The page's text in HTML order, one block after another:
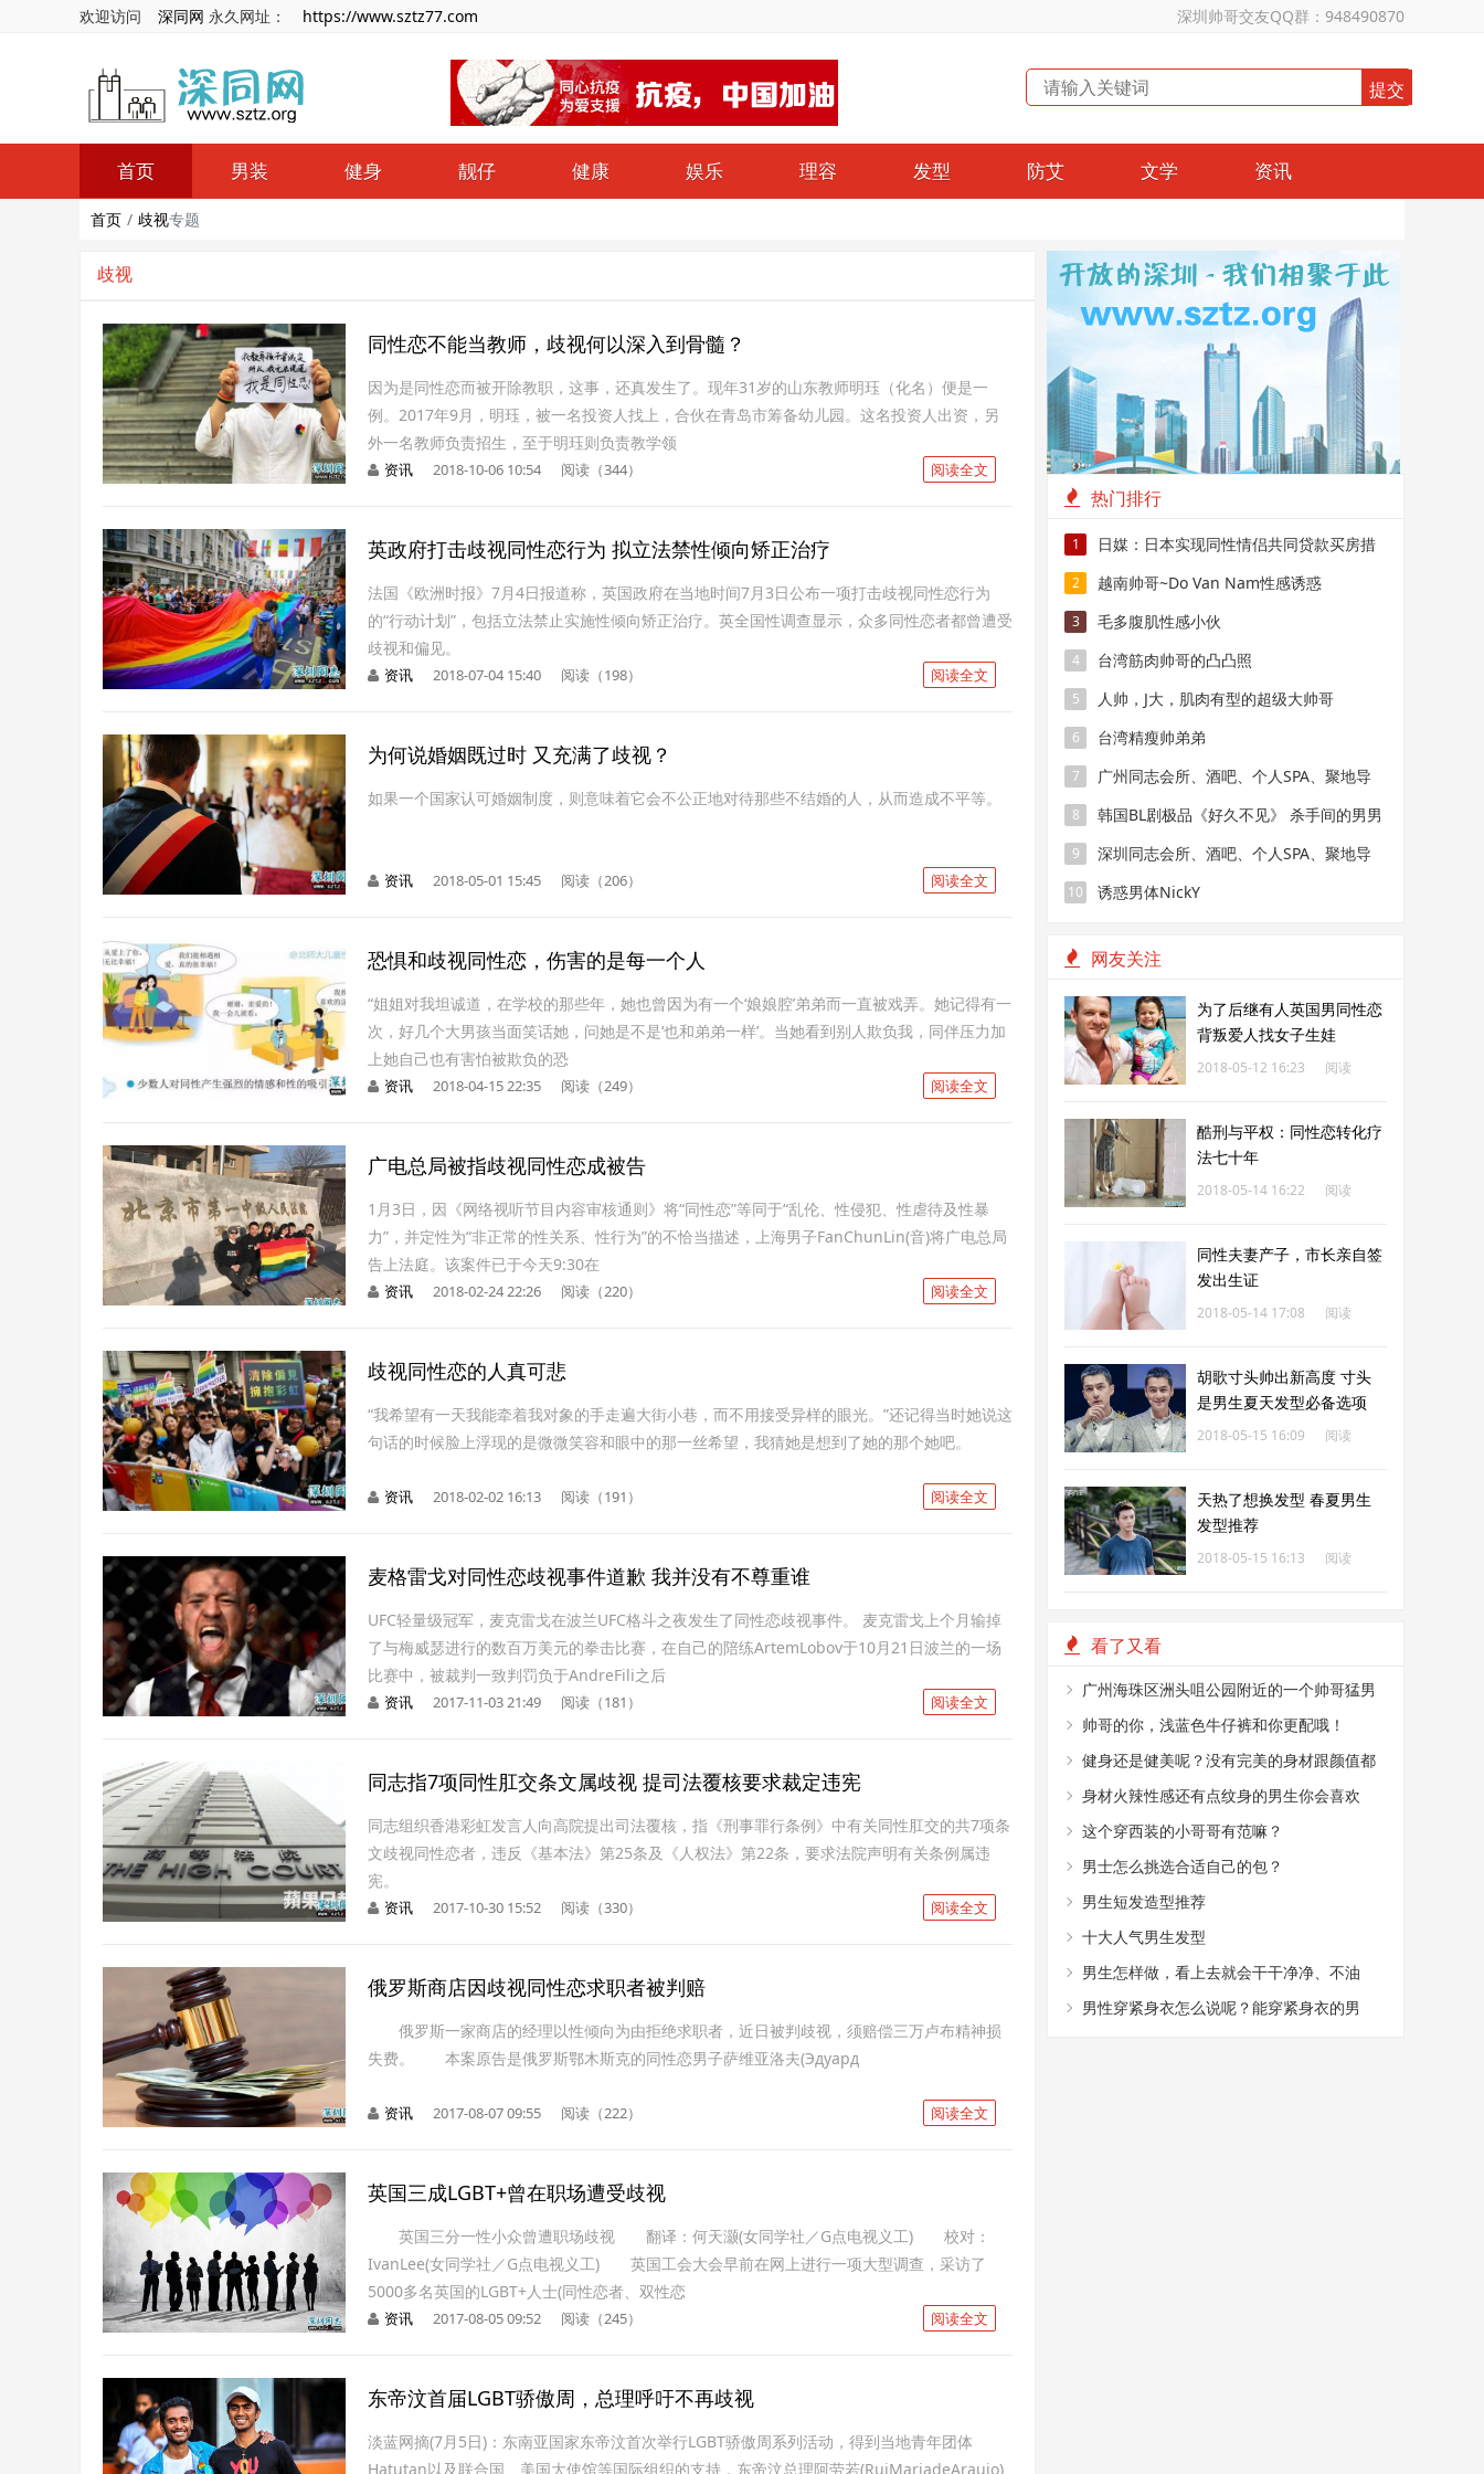
欢迎访问 深同网 永久网址： https://www.sztz77.com 深圳帅哥交友QQ群：948490870
首页 男装 健身 靓仔 健康 娱乐 理容 发型 防艾 文学 资讯
首页 歧视专题
歧视
同性恋不能当教师，歧视何以深入到骨髓？
因为是同性恋而被开除教职，这事，还真发生了。现年31岁的山东教师明珏（化名）便是一
例。2017年9月，明珏，被一名投资人找上，合伙在青岛市筹备幼儿园。这名投资人出资，另
外一名教师负责招生，至于明珏则负责教学领
阅读全文
资讯 2018-10-06 10:54 阅读（344）
英政府打击歧视同性恋行为 拟立法禁性倾向矫正治疗
法国《欧洲时报》7月4日报道称，英国政府在当地时间7月3日公布一项打击歧视同性恋行为
的“行动计划”，包括立法禁止实施性倾向矫正治疗。英全国性调查显示，众多同性恋者都曾遭受
歧视和偏见。
阅读全文
资讯 2018-07-04 15:40 阅读（198）
为何说婚姻既过时 又充满了歧视？
如果一个国家认可婚姻制度，则意味着它会不公正地对待那些不结婚的人，从而造成不平等。
阅读全文
资讯 2018-05-01 15:45 阅读（206）
恐惧和歧视同性恋，伤害的是每一个人
“姐姐对我坦诚道，在学校的那些年，她也曾因为有一个‘娘娘腔’弟弟而一直被戏弄。她记得有一
次，好几个大男孩当面笑话她，问她是不是‘也和弟弟一样’。当她看到别人欺负我，同伴压力加
上她自己也有害怕被欺负的恐
阅读全文
资讯 2018-04-15 22:35 阅读（249）
广电总局被指歧视同性恋成被告
1月3日，因《网络视听节目内容审核通则》将“同性恋”等同于“乱伦、性侵犯、性虐待及性暴
力”，并定性为“非正常的性关系、性行为”的不恰当描述，上海男子FanChunLin(音)将广电总局
告上法庭。该案件已于今天9:30在
阅读全文
资讯 2018-02-24 22:26 阅读（220）
歧视同性恋的人真可悲
“我希望有一天我能牵着我对象的手走遍大街小巷，而不用接受异样的眼光。”还记得当时她说这
句话的时候脸上浮现的是微微笑容和眼中的那一丝希望，我猜她是想到了她的那个她吧。
阅读全文
资讯 2018-02-02 16:13 阅读（191）
麦格雷戈对同性恋歧视事件道歉 我并没有不尊重谁
UFC轻量级冠军，麦克雷戈在波兰UFC格斗之夜发生了同性恋歧视事件。 麦克雷戈上个月输掉
了与梅威瑟进行的数百万美元的拳击比赛，在自己的陪练ArtemLobov于10月21日波兰的一场
比赛中，被裁判一致判罚负于AndreFili之后
阅读全文
资讯 2017-11-03 21:49 阅读（181）
同志指7项同性肛交条文属歧视 提司法覆核要求裁定违宪
同志组织香港彩虹发言人向高院提出司法覆核，指《刑事罪行条例》中有关同性肛交的共7项条
文歧视同性恋者，违反《基本法》第25条及《人权法》第22条，要求法院声明有关条例属违
宪。
阅读全文
资讯 2017-10-30 15:52 阅读（330）
俄罗斯商店因歧视同性恋求职者被判赔
俄罗斯一家商店的经理以性倾向为由拒绝求职者，近日被判歧视，须赔偿三万卢布精神损
失费。 本案原告是俄罗斯鄂木斯克的同性恋男子萨维亚洛夫(Эдуард
阅读全文
资讯 2017-08-07 09:55 阅读（222）
英国三成LGBT+曾在职场遭受歧视
英国三分一性小众曾遭职场歧视 翻译：何天灏(女同学社／G点电视义工) 校对：
IvanLee(女同学社／G点电视义工) 英国工会大会早前在网上进行一项大型调查，采访了
5000多名英国的LGBT+人士(同性恋者、双性恋
阅读全文
资讯 2017-08-05 09:52 阅读（245）
东帝汶首届LGBT骄傲周，总理呼吁不再歧视
淡蓝网摘(7月5日)：东南亚国家东帝汶首次举行LGBT骄傲周系列活动，得到当地青年团体
Hatutan以及联合国、美国大使馆等国际组织的支持，东帝汶总理阿劳若(RuiMariadeAraujo)
热门排行
1
日媒：日本实现同性情侣共同贷款买房措
施
2 越南帅哥~Do Van Nam性感诱惑
3 毛多腹肌性感小伙
4 台湾筋肉帅哥的凸凸照
5 人帅，J大，肌肉有型的超级大帅哥
6 台湾精瘦帅弟弟
7
广州同志会所、酒吧、个人SPA、聚地导
航
8
韩国BL剧极品《好久不见》 杀手间的男男
禁恋，要性命还是爱情？
9
深圳同志会所、酒吧、个人SPA、聚地导
航
10 诱惑男体NickY
网友关注
为了后继有人英国男同性恋
背叛爱人找女子生娃
2018-05-12 16:23
阅读
酷刑与平权：同性恋转化疗
法七十年
2018-05-14 16:22
阅读
同性夫妻产子，市长亲自签
发出生证
2018-05-14 17:08
阅读
胡歌寸头帅出新高度 寸头
是男生夏天发型必备选项
2018-05-15 16:09
阅读
天热了想换发型 春夏男生
发型推荐
2018-05-15 16:13
阅读
看了又看
广州海珠区洲头咀公园附近的一个帅哥猛男
烤肉摊
帅哥的你，浅蓝色牛仔裤和你更配哦！
健身还是健美呢？没有完美的身材跟颜值都
不敢这么穿！
身材火辣性感还有点纹身的男生你会喜欢
嘛？
这个穿西装的小哥哥有范嘛？
男士怎么挑选合适自己的包？
男生短发造型推荐
十大人气男生发型
男生怎样做，看上去就会干干净净、不油
腻？
男性穿紧身衣怎么说呢？能穿紧身衣的男